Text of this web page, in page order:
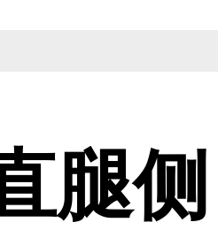
腿侧